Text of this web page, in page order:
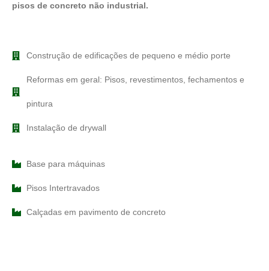
pisos de concreto não industrial.
Construção de edificações de pequeno e médio porte
Reformas em geral: Pisos, revestimentos, fechamentos e
pintura
Instalação de drywall
Base para máquinas
Pisos Intertravados
Calçadas em pavimento de concreto